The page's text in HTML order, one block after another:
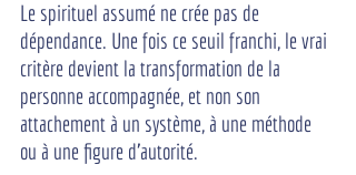
Le spirituel assumé ne crée pas de
dépendance. Une fois ce seuil franchi, le vrai
critère devient la transformation de la
personne accompagnée, et non son
attachement à un système, à une méthode
ou à une figure d'autorité.